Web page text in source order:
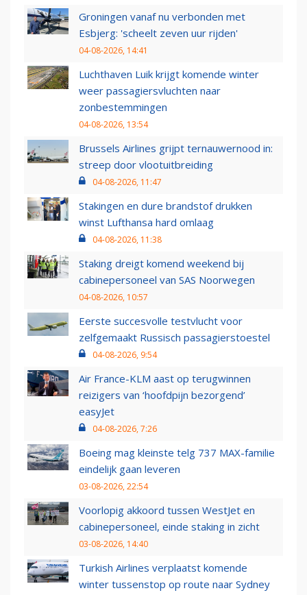
Groningen vanaf nu verbonden met
Esbjerg: 'scheelt zeven uur rijden'
04-08-2026, 14:41
Luchthaven Luik krijgt komende winter
weer passagiersvluchten naar
zonbestemmingen
04-08-2026, 13:54
Brussels Airlines grijpt ternauwernood in:
streep door vlootuitbreiding
04-08-2026, 11:47
Stakingen en dure brandstof drukken
winst Lufthansa hard omlaag
04-08-2026, 11:38
Staking dreigt komend weekend bij
cabinepersoneel van SAS Noorwegen
04-08-2026, 10:57
Eerste succesvolle testvlucht voor
zelfgemaakt Russisch passagierstoestel
04-08-2026, 9:54
Air France-KLM aast op terugwinnen
reizigers van ‘hoofdpijn bezorgend’
easyJet
04-08-2026, 7:26
Boeing mag kleinste telg 737 MAX-familie
eindelijk gaan leveren
03-08-2026, 22:54
Voorlopig akkoord tussen WestJet en
cabinepersoneel, einde staking in zicht
03-08-2026, 14:40
Turkish Airlines verplaatst komende
winter tussenstop op route naar Sydney